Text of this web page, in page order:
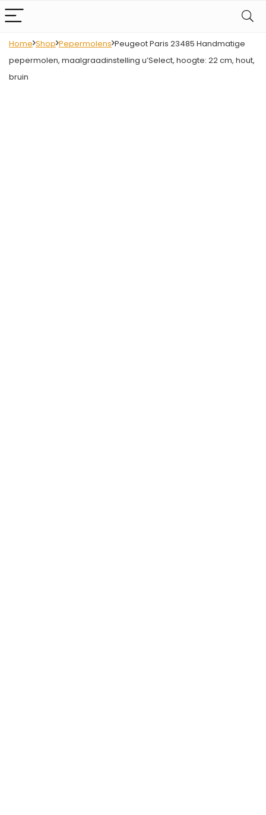
Home Shop Pepermolens Peugeot Paris 23485 Handmatige
pepermolen, maalgraadinstelling u’Select, hoogte: 22 cm, hout,
bruin